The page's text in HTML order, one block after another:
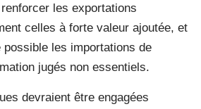
les exportations
celles à forte valeur ajoutée, et
possible les importations de
jugés non essentiels.
devraient être engagées